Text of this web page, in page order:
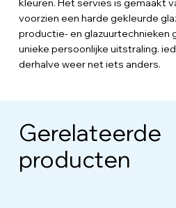
kleuren. Het servies is gemaakt
voorzien een harde gekleurde
productie- en glazuurtechnieken
unieke persoonlijke uitstraling.
derhalve weer net iets anders.
Gerelateerde
producten